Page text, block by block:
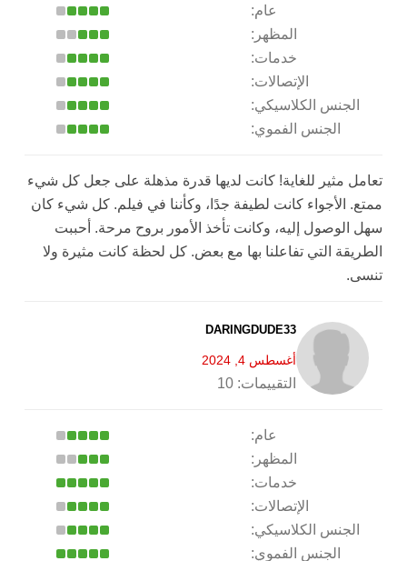
عام:
المظهر:
خدمات:
الإتصالات:
الجنس الكلاسيكي:
الجنس الفموي:
تعامل مثير للغاية! كانت لديها قدرة مذهلة على جعل كل شيء
ممتع. الأجواء كانت لطيفة جدًا، وكأننا في فيلم. كل شيء كان
سهل الوصول إليه، وكانت تأخذ الأمور بروح مرحة. أحببت
الطريقة التي تفاعلنا بها مع بعض. كل لحظة كانت مثيرة ولا
تنسى.
DARINGDUDE33
أغسطس 4, 2024
التقييمات: 10
عام:
المظهر:
خدمات:
الإتصالات:
الجنس الكلاسيكي:
الجنس الفموي: